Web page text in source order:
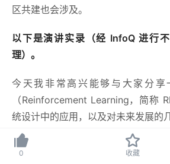
0 收藏
区共建也会涉及。
以下是演讲实录（经 InfoQ 进行
理）。
今天我非常高兴能够与大家分享
（Reinforcement Learning，简称
统设计中的应用，以及对未来发展的